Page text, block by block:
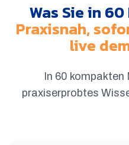
Was Sie in
Praxisnah,
live
In 60
praxiserprobtes